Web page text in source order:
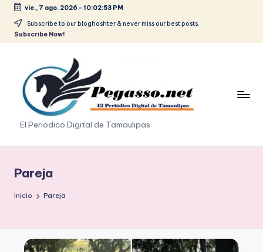
Saltar
vie., 7 ago. 2026 - 10:02:53 PM
Subscribe to our bloghashter & never miss our best posts.
Subscribe Now!
p
e
g
s
.
El Periodico Digital de Tamaulipas
Pareja
Inicio Pareja